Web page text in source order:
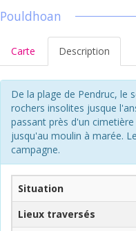
Pouldhoan
Carte Description
De la plage de Pendruc, le
rochers insolites jusque
passant près d'un
jusqu'au moulin à marée.
campagne.
Situation
Lieux traversés